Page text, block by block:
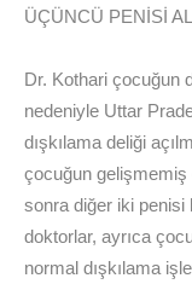
ÜÇÜNCÜ PENİSİ
Dr. Kothari çocuğun
nedeniyle Uttar
dışkılama deliği
çocuğun gelişmemiş
sonra diğer iki penisi
doktorlar, ayrıca
normal dışkılama